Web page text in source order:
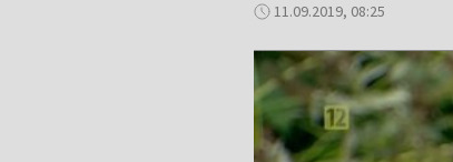
11.09.2019, 08:25